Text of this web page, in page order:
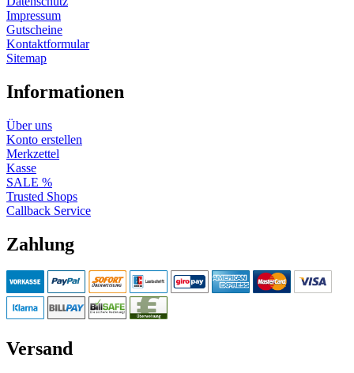
Impressum
Gutscheine
Kontaktformular
Sitemap
Informationen
Über uns
Konto erstellen
Merkzettel
Kasse
SALE %
Trusted Shops
Callback Service
Zahlung
Versand